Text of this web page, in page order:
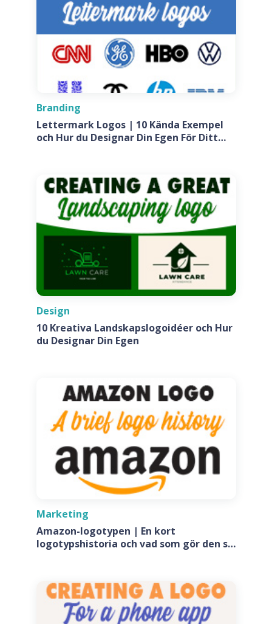
Branding
Lettermark Logos | 10 Kända Exempel
och Hur du Designar Din Egen För Ditt
Design
10 Kreativa Landskapslogoidéer och Hur
du Designar Din Egen
Marketing
Amazon-logotypen | En kort
logotypshistoria och vad som gör den så